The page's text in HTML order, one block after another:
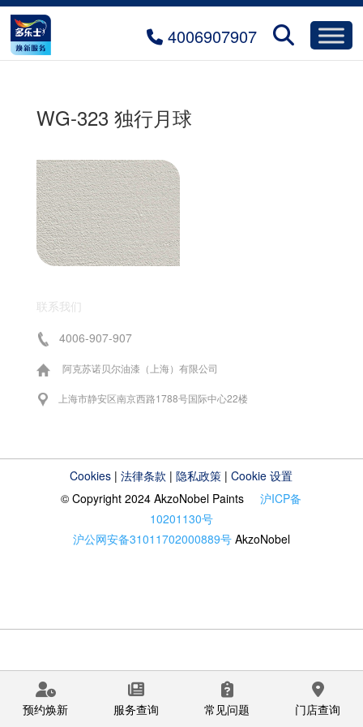
4006907907
WG-323 独行月球
联系我们
4006-907-907
阿克苏诺贝尔油漆（上海）有限公司
上海市静安区南京西路1788号国际中心22楼
Cookies |法律条款 |隐私政策 |Cookie 设置
© Copyright 2024 AkzoNobel Paints沪ICP备
10201130号
沪公网安备31011702000889号 AkzoNobel
预约焕新 服务查询 常见问题 门店查询